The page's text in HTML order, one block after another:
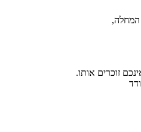
המחלה,
זוכרים אותו.